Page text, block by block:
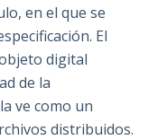
en el que se
El
digital
de la
ve como un
distribuidos.